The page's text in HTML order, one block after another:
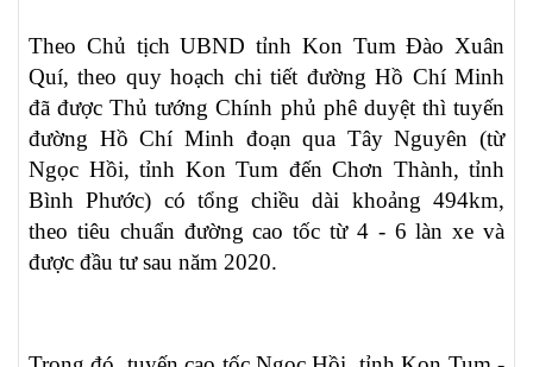
Theo Chủ tịch UBND tỉnh Kon Tum Đào Xuân
Quí, theo quy hoạch chi tiết đường Hồ Chí Minh
đã được Thủ tướng Chính phủ phê duyệt thì tuyến
đường Hồ Chí Minh đoạn qua Tây Nguyên (từ
Ngọc Hồi, tỉnh Kon Tum đến Chơn Thành, tỉnh
Bình Phước) có tổng chiều dài khoảng 494km,
theo tiêu chuẩn đường cao tốc từ 4 - 6 làn xe và
được đầu tư sau năm 2020.